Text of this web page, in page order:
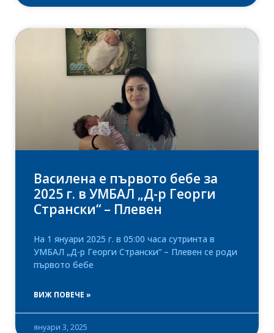
Василена е първото бебе за
2025 г. в УМБАЛ „Д-р Георги
Странски“ – Плевен
На 1 януари 2025 г. в 05:00 часа сутринта в
УМБАЛ „Д-р Георги Странски“ – Плевен се роди
първото бебе
ВИЖ ПОВЕЧЕ »
януари 3, 2025